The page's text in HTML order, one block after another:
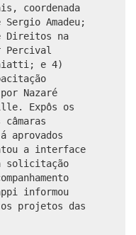
coordenada
Amadeu;
Direitos na
Percival
e 4)
Nazaré
Expôs os
aprovados
a interface
solicitação
informou
projetos das